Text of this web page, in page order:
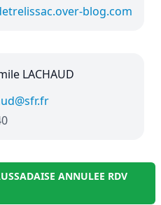
blog.com
LACHAUD
ANNULEE RDV